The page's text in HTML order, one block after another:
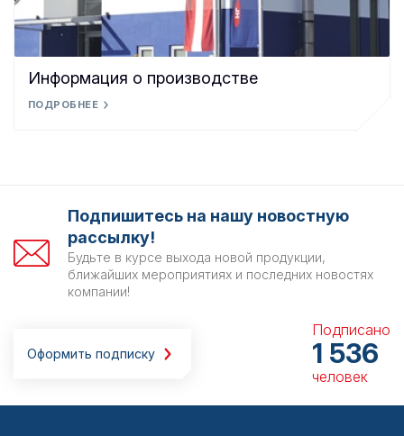
Информация о производстве
ПОДРОБНЕЕ
Подпишитесь на нашу новостную
рассылку!
Будьте в курсе выхода новой продукции,
ближайших мероприятиях и последних новостях
компании!
Оформить подписку
Подписано
1 536
человек